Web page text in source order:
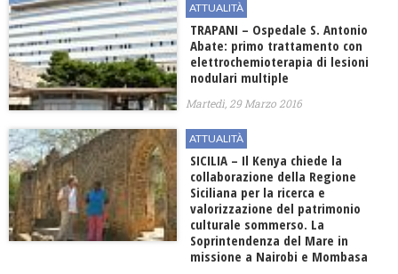
ATTUALITÀ
TRAPANI – Ospedale S. Antonio
Abate: primo trattamento con
elettrochemioterapia di lesioni
nodulari multiple
Martedì, 29 Marzo 2016
ATTUALITÀ
SICILIA – Il Kenya chiede la
collaborazione della Regione
Siciliana per la ricerca e
valorizzazione del patrimonio
culturale sommerso. La
Soprintendenza del Mare in
missione a Nairobi e Mombasa